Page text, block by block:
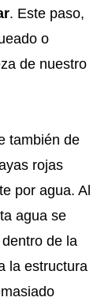
. Este paso,
o
de nuestro
también de
rojas
por agua. Al
agua se
de la
la estructura